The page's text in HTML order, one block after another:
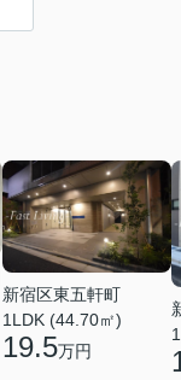
新宿区東五軒町
1LDK (44.70㎡)
19.5万円